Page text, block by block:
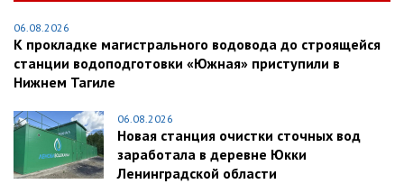
06.08.2026
К прокладке магистрального водовода до строящейся
станции водоподготовки «Южная» приступили в
Нижнем Тагиле
06.08.2026
Новая станция очистки сточных вод
заработала в деревне Юкки
Ленинградской области